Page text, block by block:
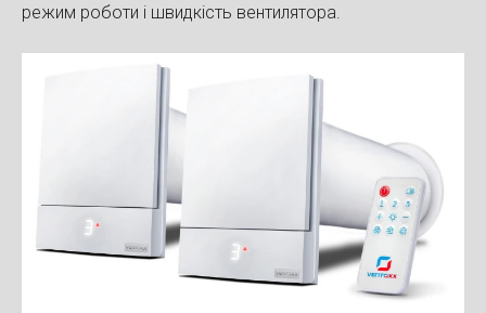
режим роботи і швидкість вентилятора.